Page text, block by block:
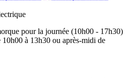
pour la journée (10h00 - 17h30)
à 13h30 ou après-midi de